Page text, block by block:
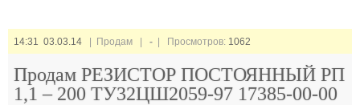
14:31 03.03.14 | Продам | - | Просмотров: 1062
Продам РЕЗИСТОР ПОСТОЯННЫЙ РП
1,1 – 200 ТУ32ЦШ2059-97 17385-00-00